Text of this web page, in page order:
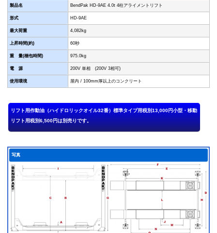
製品名 BendPak HD-9AE 4.0t 4柱アライメントリフト
形式 HD-9AE
最大荷重 4,082kg
上昇時間(約) 60秒
重 量(梱包時間) 975.0kg
電 源 200V 単相 (200V 3相可)
使用環境 屋内 / 100mm厚以上のコンクリート
写真